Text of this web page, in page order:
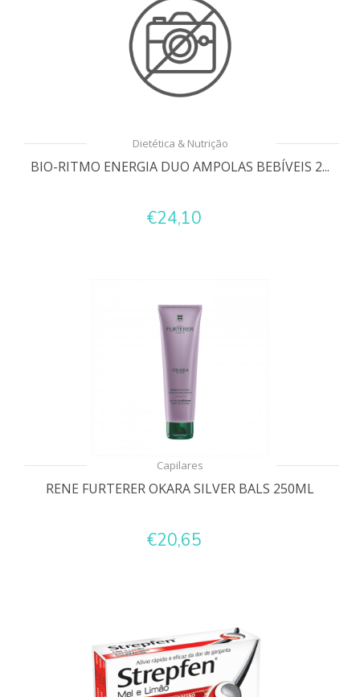
Dietética & Nutrição
BIO-RITMO ENERGIA DUO AMPOLAS BEBÍVEIS 2...
€24,10
Capilares
RENE FURTERER OKARA SILVER BALS 250ML
€20,65